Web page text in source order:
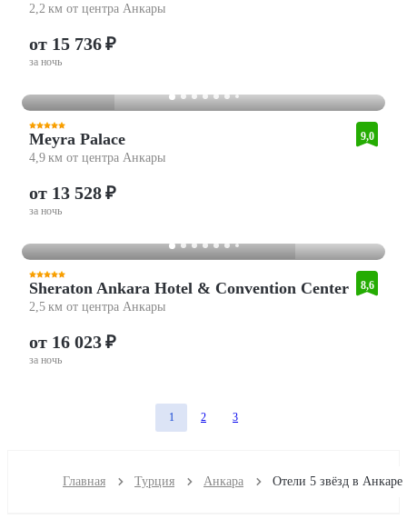
2,2 км от центра Анкары
от 15 736 ₽
за ночь
Meyra Palace
4,9 км от центра Анкары
9,0
от 13 528 ₽
за ночь
Sheraton Ankara Hotel & Convention Center
2,5 км от центра Анкары
8,6
от 16 023 ₽
за ночь
1 2 3
Главная Турция Анкара Отели 5 звёзд в Анкаре